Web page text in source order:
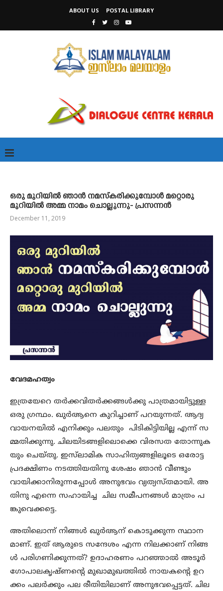
ABOUT US POSTAL LIBRARY
ഒരു മുറിയിൽ ഞാൻ നമസ്‌കരിക്കുമ്പോൾ മറ്റൊരു
മുറിയിൽ അമ്മ നാമം ചൊല്ലുന്നു- പ്രസന്നൻ
December 11, 2019
വേദമഹത്വം
ഇത്രയേറെ തര്‍ക്കവിതര്‍ക്കങ്ങള്‍ക്കു പാത്രമായിട്ടുള്ള
ഒരു ഗ്രന്ഥം. ഖുര്‍ആനെ കുറിച്ചാണ് പറയുന്നത്. ആദ്യ
വായനയില്‍ എനിക്കും പലതും പിടികിട്ടിയില്ല എന്ന് സ
മ്മതിക്കുന്നു. ചിലയിടങ്ങളിലൊക്കെ വിരസത തോന്നുക
യും ചെയ്തു. ഇസ്‌ലാമിക സാഹിത്യങ്ങളിലൂടെ ഒരോട്ട
പ്രദക്ഷിണം നടത്തിയതിനു ശേഷം ഞാന്‍ വീണ്ടും
വായിക്കാനിരുന്നപ്പോള്‍ അനുഭവം വ്യത്യസ്തമായി. അ
തിനു എന്നെ സഹായിച്ച ചില സമീപനങ്ങള്‍ മാത്രം പ
ങ്കുവെക്കട്ടെ.
അതിലൊന്ന് നിങ്ങള്‍ ഖുര്‍ആന് കൊടുക്കുന്ന സ്ഥാന
മാണ്. ഇത് ആരുടെ സന്ദേശം എന്ന നിലക്കാണ് നിങ്ങ
ള്‍ പരിഗണിക്കുന്നത്? ഉദാഹരണം പറഞ്ഞാല്‍ അടൂര്‍
ഗോപാലകൃഷ്ണന്റെ മുഖാമുഖത്തില്‍ നായകന്റെ ഉറ
ക്കം പലര്‍ക്കും പല രീതിയിലാണ് അനുഭവപ്പെട്ടത്. ചില